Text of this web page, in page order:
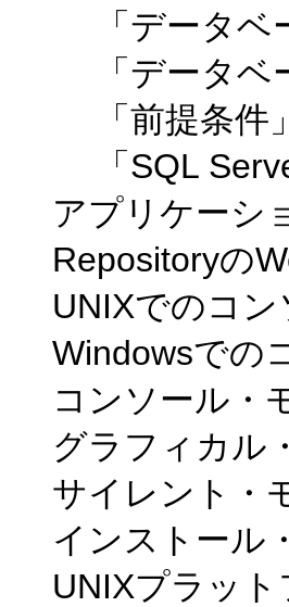
「データ
「データ
「前提条件
「SQL
アプリケーシ
Repositoryの
UNIXでのコ
Windowsでの
コンソール・
グラフィカル
サイレント・
インストール
UNIXプラッ